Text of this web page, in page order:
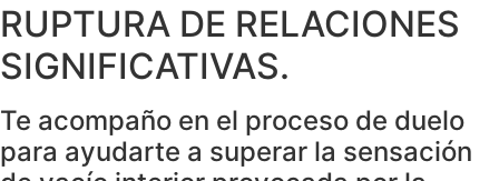
RUPTURA DE RELACIONES
SIGNIFICATIVAS.
Te acompaño en el proceso de duelo
para ayudarte a superar la sensación